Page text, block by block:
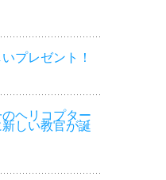
プレゼント！
ヘリコプター
しい教官が誕